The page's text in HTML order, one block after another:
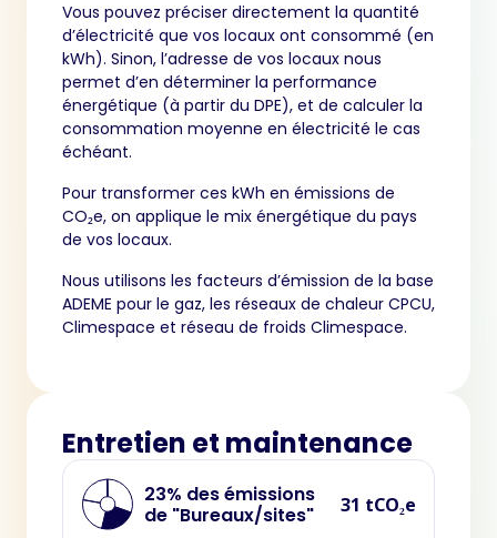
Vous pouvez préciser directement la quantité
d’électricité que vos locaux ont consommé (en
kWh). Sinon, l’adresse de vos locaux nous
permet d’en déterminer la performance
énergétique (à partir du DPE), et de calculer la
consommation moyenne en électricité le cas
échéant.
Pour transformer ces kWh en émissions de
CO₂e, on applique le mix énergétique du pays
de vos locaux.
Nous utilisons les facteurs d’émission de la base
ADEME pour le gaz, les réseaux de chaleur CPCU,
Climespace et réseau de froids Climespace.
Entretien et maintenance
23% des émissions
de "Bureaux/sites"
31 tCO₂e